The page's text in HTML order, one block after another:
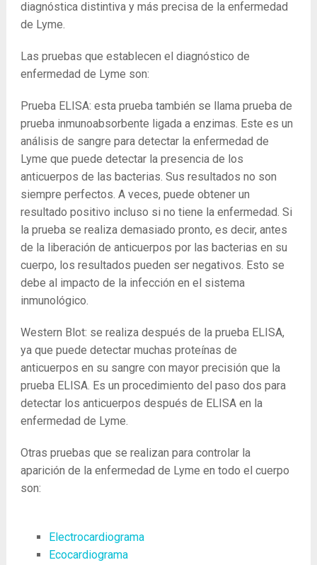
diagnóstica distintiva y más precisa de la enfermedad
de Lyme.
Las pruebas que establecen el diagnóstico de
enfermedad de Lyme son:
Prueba ELISA: esta prueba también se llama prueba de
prueba inmunoabsorbente ligada a enzimas. Este es un
análisis de sangre para detectar la enfermedad de
Lyme que puede detectar la presencia de los
anticuerpos de las bacterias. Sus resultados no son
siempre perfectos. A veces, puede obtener un
resultado positivo incluso si no tiene la enfermedad. Si
la prueba se realiza demasiado pronto, es decir, antes
de la liberación de anticuerpos por las bacterias en su
cuerpo, los resultados pueden ser negativos. Esto se
debe al impacto de la infección en el sistema
inmunológico.
Western Blot: se realiza después de la prueba ELISA,
ya que puede detectar muchas proteínas de
anticuerpos en su sangre con mayor precisión que la
prueba ELISA. Es un procedimiento del paso dos para
detectar los anticuerpos después de ELISA en la
enfermedad de Lyme.
Otras pruebas que se realizan para controlar la
aparición de la enfermedad de Lyme en todo el cuerpo
son:
Electrocardiograma
Ecocardiograma